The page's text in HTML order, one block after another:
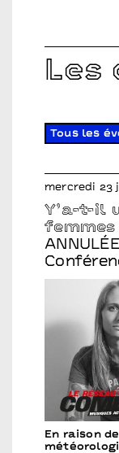
Les
Tous les
mercredi 23
Y’a-t-il
femmes
ANNULÉE
En raison